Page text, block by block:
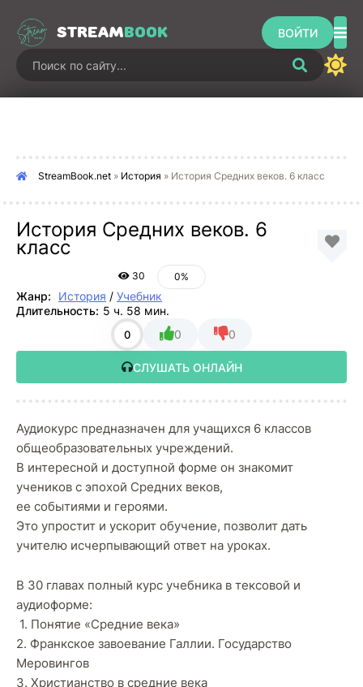
STREAMBOOK ВОЙТИ
StreamBook.net » История » История Средних веков. 6 класс
История Средних веков. 6
класс
30 0%
Жанр: История / Учебник
Длительность: 5 ч. 58 мин.
0 0 0
СЛУШАТЬ ОНЛАЙН
Аудиокурс предназначен для учащихся 6 классов
общеобразовательных учреждений.
В интересной и доступной форме он знакомит
учеников с эпохой Средних веков,
ее событиями и героями.
Это упростит и ускорит обучение, позволит дать
учителю исчерпывающий ответ на уроках.
В 30 главах полный курс учебника в тексовой и
аудиоформе:
1. Понятие «Средние века»
2. Франкское завоевание Галлии. Государство
Меровингов
3. Христианство в средние века